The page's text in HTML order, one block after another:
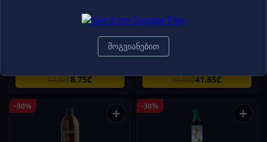
ღვინის, 500 მლ
12.50₾8.75₾ 59.80₾41.85₾
-30% + -30% +
მოგვიანებით